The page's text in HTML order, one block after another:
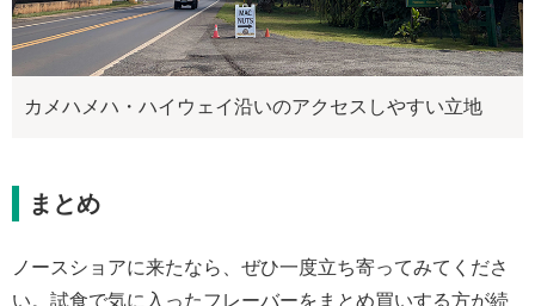
カメハメハ・ハイウェイ沿いのアクセスしやすい立地
まとめ
ノースショアに来たなら、ぜひ一度立ち寄ってみてくださ
い。試食で気に入ったフレーバーをまとめ買いする方が続